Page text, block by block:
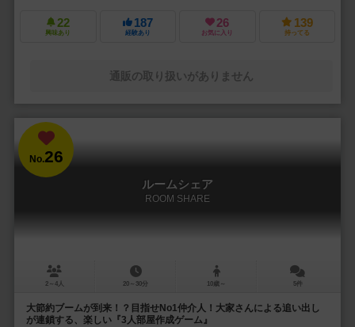
22
興味あり
187
経験あり
26
お気に入り
139
持ってる
通販の取り扱いがありません
No.26
ルームシェア
ROOM SHARE
2～4人 20～30分 10歳～ 5件
大節約ブームが到来！？目指せNo1仲介人！大家さんによる追い出し
が連鎖する、楽しい『3人部屋作成ゲーム』